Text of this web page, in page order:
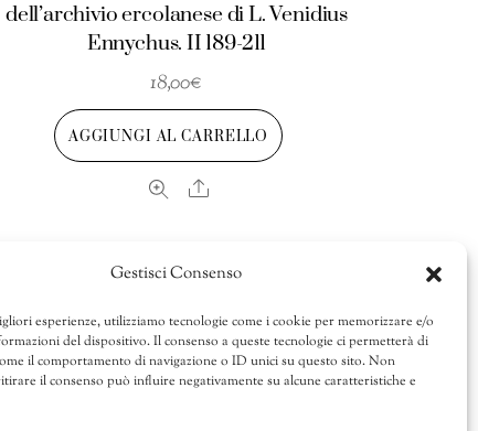
Gestisci Consenso
esperienze, utilizziamo tecnologie come i cookie per memorizzare e/o
del dispositivo. Il consenso a queste tecnologie ci permetterà di
il comportamento di navigazione o ID unici su questo sito. Non
il consenso può influire negativamente su alcune caratteristiche e
dell’archivio ercolanese di L. Venidius
Ennychus. II 189-211
18,00€
AGGIUNGI AL CARRELLO
Share